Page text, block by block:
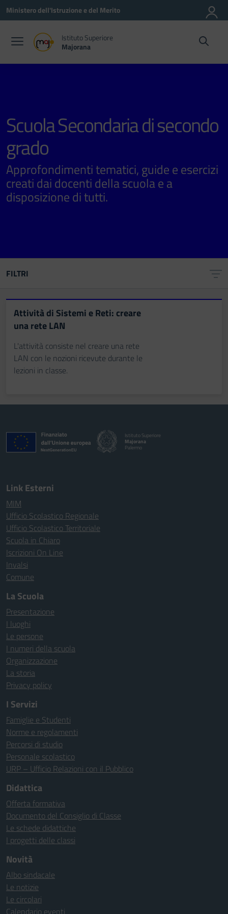
Vai ai contenuti
Vai al menu di navigazione
Vai al footer
Ministero dell'Istruzione e del Merito
Istituto Superiore
Majorana
Scuola Secondaria di secondo
grado
Approfondimenti tematici, guide e esercizi
creati dai docenti della scuola e a
disposizione di tutti.
FILTRI
Attività di Sistemi e Reti: creare
una rete LAN
L'attività consiste nel creare una rete
LAN con le nozioni ricevute durante le
lezioni in classe.
Istituto Superiore
Majorana
Palermo
Link Esterni
MIM
Ufficio Scolastico Regionale
Ufficio Scolastico Territoriale
Scuola in Chiaro
Iscrizioni On Line
Invalsi
Comune
La Scuola
Presentazione
I luoghi
Le persone
I numeri della scuola
Organizzazione
La storia
Privacy policy
I Servizi
Famiglie e Studenti
Norme e regolamenti
Percorsi di studio
Personale scolastico
URP – Ufficio Relazioni con il Pubblico
Didattica
Offerta formativa
Documento del Consiglio di Classe
Le schede didattiche
I progetti delle classi
Novità
Albo sindacale
Le notizie
Le circolari
Calendario eventi